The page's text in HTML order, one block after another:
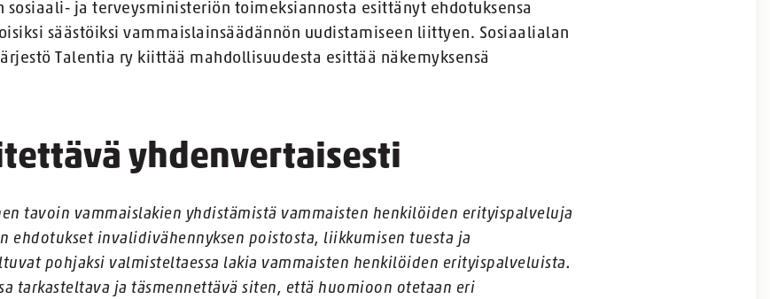
sosiaali- ja terveysministeriön toimeksiannosta esittänyt ehdotuksensa
säästöiksi vammaislainsäädännön uudistamiseen liittyen. Sosiaalialan
Talentia ry kiittää mahdollisuudesta esittää näkemyksensä
yhdenvertaisesti
tavoin vammaislakien yhdistämistä vammaisten henkilöiden erityispalveluja
ehdotukset invalidivähennyksen poistosta, liikkumisen tuesta ja
pohjaksi valmisteltaessa lakia vammaisten henkilöiden erityispalveluista.
tarkasteltava ja täsmennettävä siten, että huomioon otetaan eri